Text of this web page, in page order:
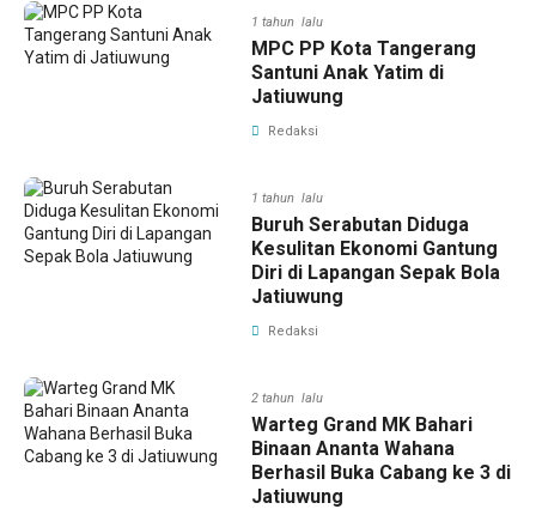
1 tahun lalu
MPC PP Kota Tangerang
Santuni Anak Yatim di
Jatiuwung
Redaksi
1 tahun lalu
Buruh Serabutan Diduga
Kesulitan Ekonomi Gantung
Diri di Lapangan Sepak Bola
Jatiuwung
Redaksi
2 tahun lalu
Warteg Grand MK Bahari
Binaan Ananta Wahana
Berhasil Buka Cabang ke 3 di
Jatiuwung